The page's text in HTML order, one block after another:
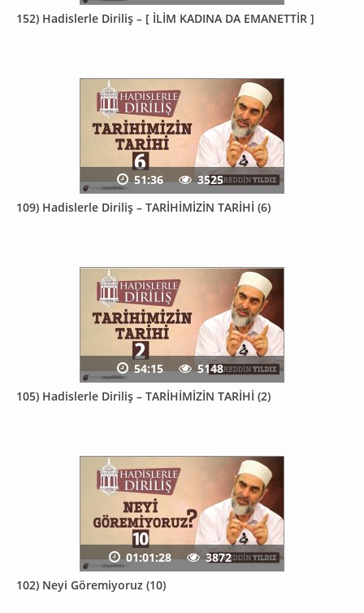
152) Hadislerle Diriliş – [ İLİM KADINA DA EMANETTİR ]
109) Hadislerle Diriliş – TARİHİMİZİN TARİHİ (6)
51:36 3525
105) Hadislerle Diriliş – TARİHİMİZİN TARİHİ (2)
54:15 5148
102) Neyi Göremiyoruz (10)
01:01:28 3872